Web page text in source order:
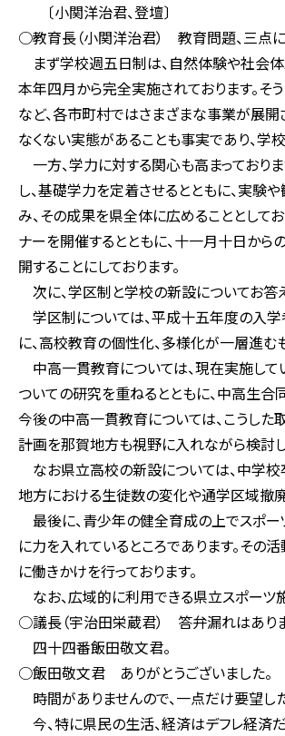
〔小関洋治君、登壇〕
○教育長（小関洋治君） 教育問題、三点に
まず学校週五日制は、自然体験や社会体
本年四月から完全実施されております。そ
など、各市町村ではさまざまな事業が展開
なくない実態があることも事実であり、学
一方、学力に対する関心も高まっており
し、基礎学力を定着させるとともに、実験
み、その成果を県全体に広めることとして
ナーを開催するとともに、十一月十日か
開することにしております。
次に、学区制と学校の新設についてお答
学区制については、平成十五年度の入学
に、高校教育の個性化、多様化が一層進む
中高一貫教育については、現在実施し
ついての研究を重ねるとともに、中高生
今後の中高一貫教育については、こうし
計画を那賀地方も視野に入れながら検討し
なお県立高校の新設については、中学
地方における生徒数の変化や通学区域撤
最後に、青少年の健全育成の上でスポ
に力を入れているところであります。そ
に働きかけを行っております。
なお、広域的に利用できる県立スポーツ
○議長（宇治田栄蔵君） 答弁漏れはあり
四十四番飯田敬文君。
○飯田敬文君 ありがとうございました。
時間がありませんので、一点だけ要望し
今、特に県民の生活、経済はデフレ経済